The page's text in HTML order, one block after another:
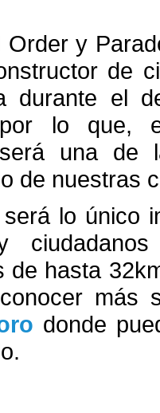
Order y
de
durante el
lo que,
una de
de nuestras
lo único
de hasta
más
donde